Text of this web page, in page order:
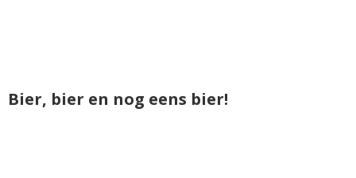
Bier, bier en nog eens bier!